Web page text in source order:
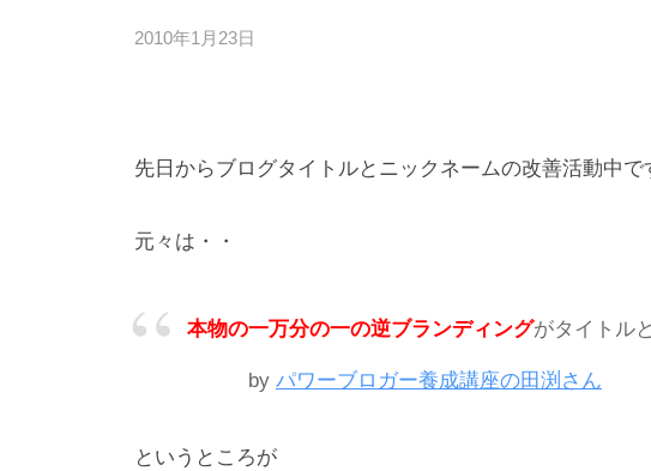
公
イ
式
2010年1月23日
m
a
u
a
先日からブログタイトルとニックネームの改善活動中で
元々は・・
本物の一万分の一の逆ブランディングがタイトル
by パワーブロガー養成講座の田渕さん
というところが